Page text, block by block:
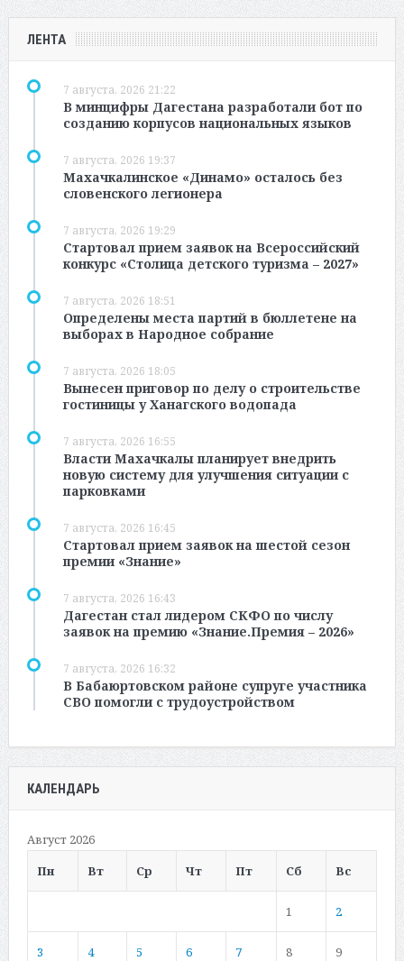
ЛЕНТА
7 августа, 2026 21:22
В минцифры Дагестана разработали бот по
созданию корпусов национальных языков
7 августа, 2026 19:37
Махачкалинское «Динамо» осталось без
словенского легионера
7 августа, 2026 19:29
Стартовал прием заявок на Всероссийский
конкурс «Столица детского туризма – 2027»
7 августа, 2026 18:51
Определены места партий в бюллетене на
выборах в Народное собрание
7 августа, 2026 18:05
Вынесен приговор по делу о строительстве
гостиницы у Ханагского водопада
7 августа, 2026 16:55
Власти Махачкалы планирует внедрить
новую систему для улучшения ситуации с
парковками
7 августа, 2026 16:45
Стартовал прием заявок на шестой сезон
премии «Знание»
7 августа, 2026 16:43
Дагестан стал лидером СКФО по числу
заявок на премию «Знание.Премия – 2026»
7 августа, 2026 16:32
В Бабаюртовском районе супруге участника
СВО помогли с трудоустройством
КАЛЕНДАРЬ
Август 2026
Пн
Вт Ср Чт Пт Сб Вс
1 2
3 4 5 6 7 8 9